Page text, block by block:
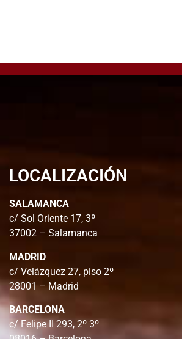
LOCALIZACIÓN
SALAMANCA
c/ Sol Oriente 17, 3º
37002 – Salamanca
MADRID
c/ Velázquez 27, piso 2º
28001 – Madrid
BARCELONA
c/ Felipe II 293, 2º 3º